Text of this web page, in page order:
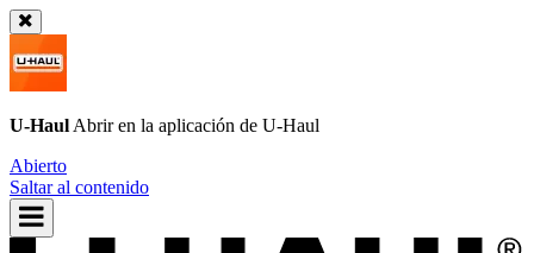
U-Haul Abrir en la aplicación de U-Haul
Abierto
Saltar al contenido